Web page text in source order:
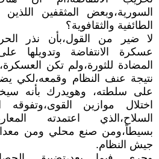
السورية،وبعض المثقفين اللذين
الطائفية والثقافوية؟
لا ضير من القول،بأن نذر
عسكرة الانتفاضة وتدويلها
المضادة للثورة،ولم تكن
نتيجة عنف النظام وقمعه،لكي
على سلطته، وهويدرك بأنه
اختلال موازين
السلاح،الذي اعتمدته
بسيطاً،ومن صنع محلي ومن
جيش النظام.